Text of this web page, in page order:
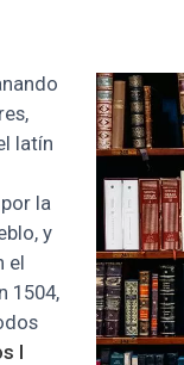
latín
la
y
el
1504,
I